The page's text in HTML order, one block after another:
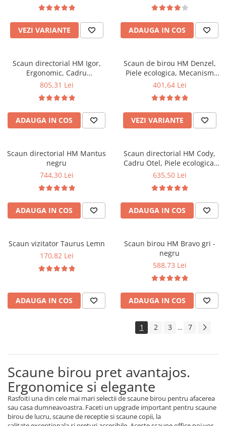
125x68x54 cm, Negru
VEZI VARIANTE
cm, Negru
ADAUGA IN COS
Scaun directorial HM Igor,
Ergonomic, Cadru
Polipropilena, Tapiterie Mesh,
114x66x63 cm, Alb/Gri
805,31 Lei
ADAUGA IN COS
Scaun de birou HM Denzel,
Piele ecologica, Mecanism
balansare, Inaltime ajustabila,
401,64 Lei
VEZI VARIANTE
Scaun directorial HM Mantus
negru
744,30 Lei
ADAUGA IN COS
Scaun directorial HM Cody,
Cadru Otel, Piele ecologica,
Inaltime ajustabila, Mecanism
119x64x65cm, Maro
635,50 Lei
ADAUGA IN COS
Scaun vizitator Taurus Lemn
170,82 Lei
ADAUGA IN COS
Scaun birou HM Bravo gri -
negru
588,73 Lei
ADAUGA IN COS
1 2 3 ... 7
Scaune birou pret avantajos.
Ergonomice si elegante
Rasfoiti una din cele mai mari selectii de scaune birou pentru afacerea
sau casa dumneavoastra. Faceti un upgrade important pentru scaune
birou de lucru, scaune de receptie si scaune copii, la